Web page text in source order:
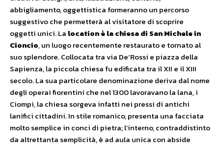
abbigliamento, oggettistica formeranno un percorso
suggestivo che permetterà al visitatore di scoprire
oggetti unici. La location è la chiesa di San Michele in
Cioncio, un luogo recentemente restaurato e tornato al
suo splendore. Collocata tra via De’Rossi e piazza della
Sapienza, la piccola chiesa fu edificata tra il XII e il XIII
secolo. La sua particolare denominazione deriva dal nome
degli operai fiorentini che nel 1300 lavoravano la lana, i
Ciompi, la chiesa sorgeva infatti nei pressi di antichi
lanifici cittadini. In stile romanico, presenta una facciata
molto semplice in conci di pietra; l’interno, contraddistinto
da altrettanta semplicità, è ad aula unica con abside